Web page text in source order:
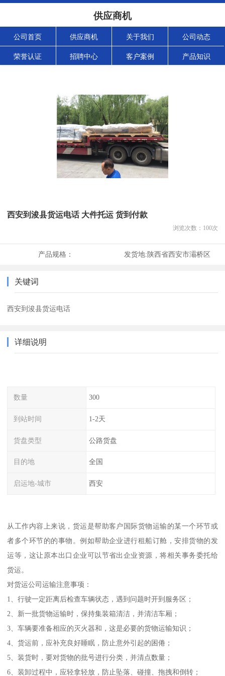
供应商机
公司首页 供应商机 关于我们 公司动态
荣誉认证 招聘中心 客户案例 产品知识
西安到浚县货运电话 大件托运 货到付款
浏览次数： 100次
产品规格： 发货地:陕西省西安市灞桥区
关键词
西安到浚县货运电话
详细说明
数量 300
到站时间 1-2天
货盘类型 公路货盘
目的地 全国
启运地-城市 西安
从工作内容上来说，货运是帮助客户国际货物运输的某一个环节或
者多个环节的的事物。例如帮助企业进行租船订舱，安排货物的发
运等，这让原本出口企业可以节省出企业资源，将相关事务委托给
货运。
对货运公司运输注意事项：
1、行驶一定距离后检查车辆状态，遇到问题时开到服务区；
2、新一批货物运输时，保持集装箱清洁，并清洁车厢；
3、车辆要准备相应的灭火器和，这是必要的货物运输知识；
4、货运前，应补充良好睡眠，防止意外引起的困倦；
5、装货时，要对货物的批号进行分类，并清点数量；
6、装卸过程中，应轻拿轻放，防止坠落、碰撞、拖拽和倒转；